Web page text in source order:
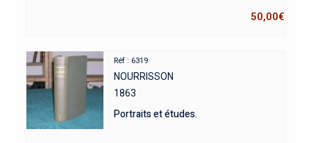
50,00€
Réf : 6319
NOURRISSON
1863
Portraits et études.